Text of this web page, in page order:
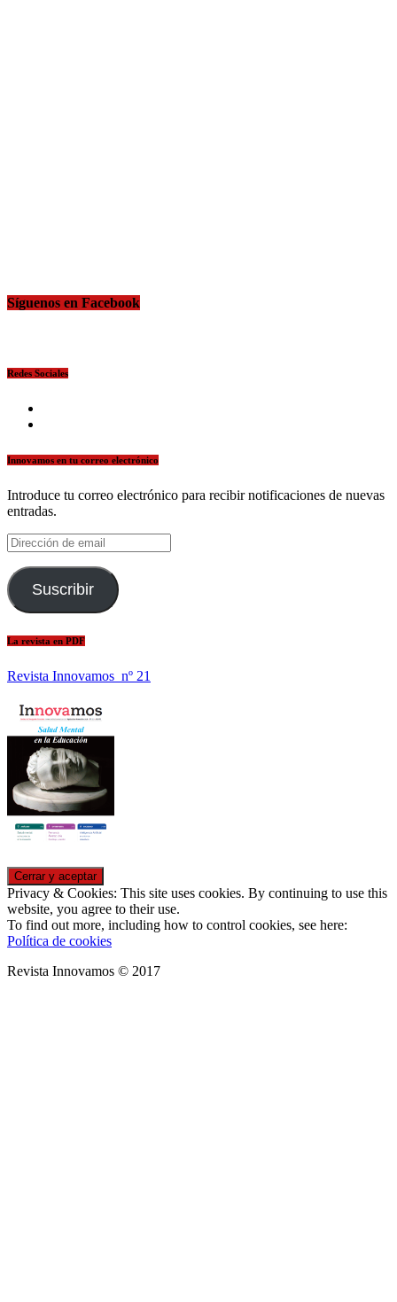
Síguenos en Facebook
Redes Sociales
Innovamos en tu correo electrónico
Introduce tu correo electrónico para recibir notificaciones de nuevas
entradas.
Dirección
de
email
Suscribir
La revista en PDF
Revista Innovamos nº 21
Privacy & Cookies: This site uses cookies. By continuing to use this
website, you agree to their use.
To find out more, including how to control cookies, see here:
Política de cookies
Revista Innovamos © 2017